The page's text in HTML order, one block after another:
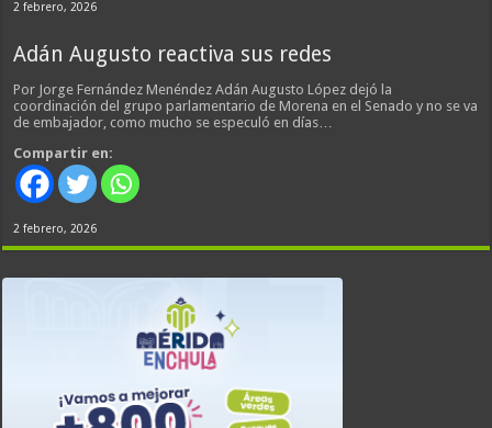
2 febrero, 2026
Adán Augusto reactiva sus redes
Por Jorge Fernández Menéndez Adán Augusto López dejó la
coordinación del grupo parlamentario de Morena en el Senado y no se va
de embajador, como mucho se especuló en días…
Compartir en:
2 febrero, 2026